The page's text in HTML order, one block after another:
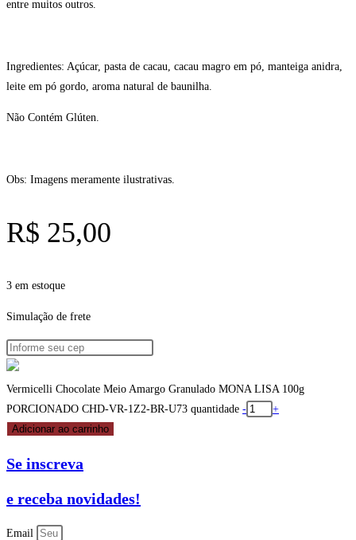
entre muitos outros.
Ingredientes: Açúcar, pasta de cacau, cacau magro em pó, manteiga anidra,
leite em pó gordo, aroma natural de baunilha.
Não Contém Glúten.
Obs: Imagens meramente ilustrativas.
R$ 25,00
3 em estoque
Simulação de frete
Vermicelli Chocolate Meio Amargo Granulado MONA LISA 100g
PORCIONADO CHD-VR-1Z2-BR-U73 quantidade -
+
Adicionar ao carrinho
Se inscreva
e receba novidades!
Email